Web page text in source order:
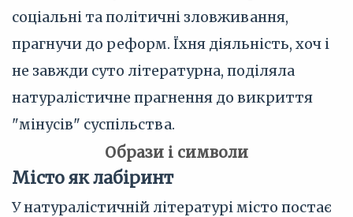
соціальні та політичні зловживання,
прагнучи до реформ. Їхня діяльність, хоч і
не завжди суто літературна, поділяла
натуралістичне прагнення до викриття
"мінусів" суспільства.
Образи і символи
Місто як лабіринт
У натуралістичній літературі місто постає